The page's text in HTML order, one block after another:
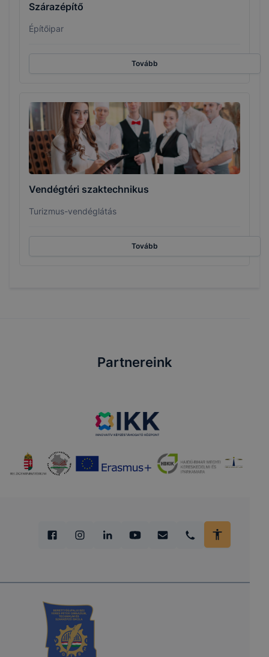
Szárazépítő
Építőipar
Tovább
Vendégtéri szaktechnikus
Turizmus-vendéglátás
Tovább
Partnereink